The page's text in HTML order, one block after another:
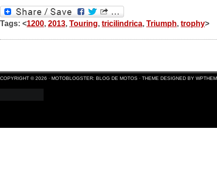
Tags: <1200, 2013, Touring, tricilindrica, Triumph, trophy>
COPYRIGHT © 2026 · MOTOBLOGSTER: BLOG DE MOTOS · THEME DESIGNED BY